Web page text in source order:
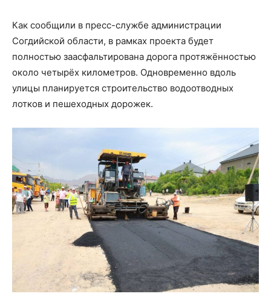
Как сообщили в пресс-службе администрации
Согдийской области, в рамках проекта будет
полностью заасфальтирована дорога протяжённостью
около четырёх километров. Одновременно вдоль
улицы планируется строительство водоотводных
лотков и пешеходных дорожек.